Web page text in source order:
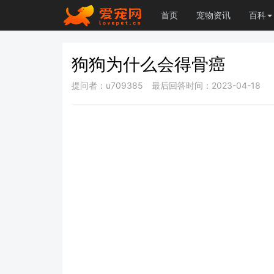
首页 宠物资讯 百科
狗狗为什么会得骨癌
提问者：u709385 最后回答时间：2023-04-18